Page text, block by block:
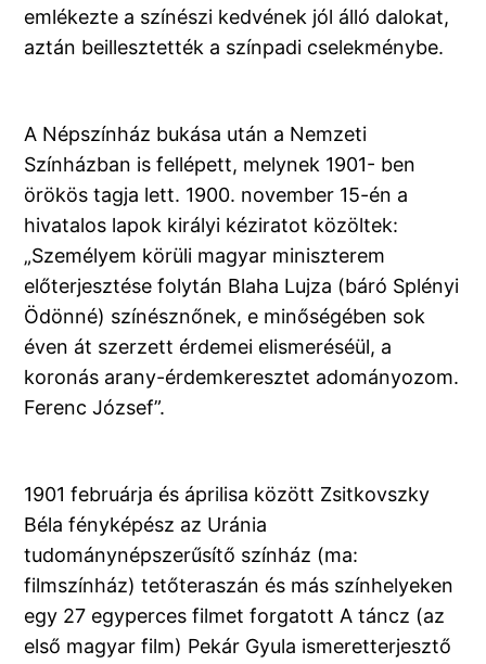
emlékezte a színészi kedvének jól álló dalokat,
aztán beillesztették a színpadi cselekménybe.
A Népszínház bukása után a Nemzeti
Színházban is fellépett, melynek 1901- ben
örökös tagja lett. 1900. november 15-én a
hivatalos lapok királyi kéziratot közöltek:
„Személyem körüli magyar miniszterem
előterjesztése folytán Blaha Lujza (báró Splényi
Ödönné) színésznőnek, e minőségében sok
éven át szerzett érdemei elismeréséül, a
koronás arany-érdemkeresztet adományozom.
Ferenc József”.
1901 februárja és áprilisa között Zsitkovszky
Béla fényképész az Uránia
tudománynépszerűsítő színház (ma:
filmszínház) tetőteraszán és más színhelyeken
egy 27 egyperces filmet forgatott A táncz (az
első magyar film) Pekár Gyula ismeretterjesztő